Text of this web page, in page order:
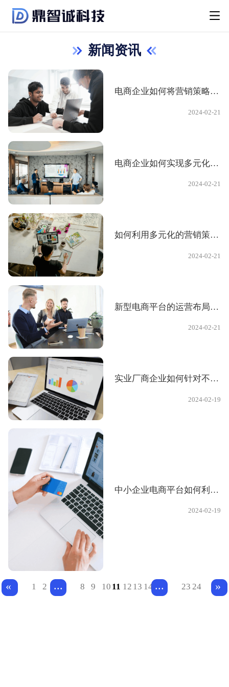
新闻资讯
电商企业如何将营销策略与技术创新相结合，提升电商运营效率与成交量，加速电商创新升级？
2024-02-21
电商企业如何实现多元化的营销策略，提高自有平台盈利，打造市场前沿的电商模式，进行业务拓展？
2024-02-21
如何利用多元化的营销策略，最大化提升自有电商平台的客流和成交率，提升市场盈利的电商新模式？
2024-02-21
新型电商平台的运营布局和管理优化对于电商行业的发展前景有何影响？
2024-02-21
实业厂商企业如何针对不同的行业特性，提高电商产品质量和服务体系，增强互联网竞争力
2024-02-19
中小企业电商平台如何利用数字科技布局电商运营，提升用户体验和行业竞争力？
2024-02-19
« 1 2 ... 8 9 10 11 12 13 14 ... 23 24 »